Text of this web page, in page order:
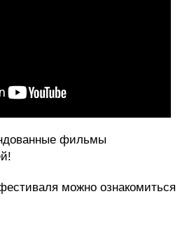
фильмы
можно ознакомиться